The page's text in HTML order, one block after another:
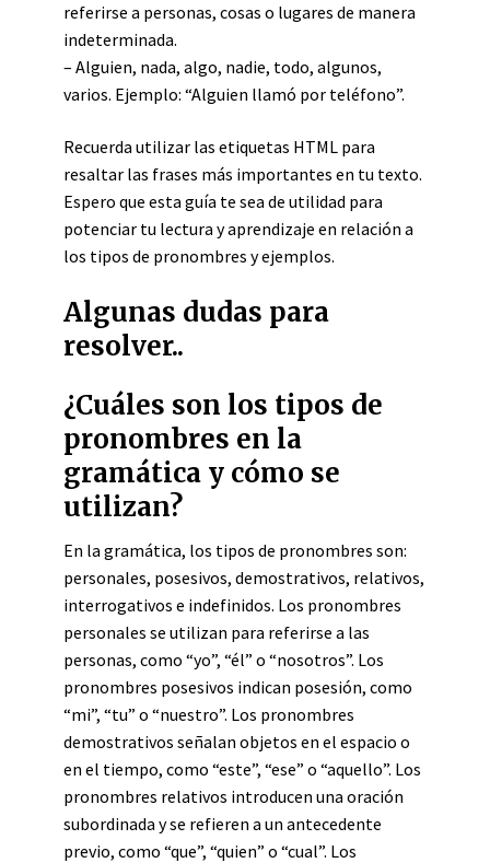
referirse a personas, cosas o lugares de manera
indeterminada.
– Alguien, nada, algo, nadie, todo, algunos,
varios. Ejemplo: “Alguien llamó por teléfono”.
Recuerda utilizar las etiquetas HTML para
resaltar las frases más importantes en tu texto.
Espero que esta guía te sea de utilidad para
potenciar tu lectura y aprendizaje en relación a
los tipos de pronombres y ejemplos.
Algunas dudas para
resolver..
¿Cuáles son los tipos de
pronombres en la
gramática y cómo se
utilizan?
En la gramática, los tipos de pronombres son:
personales, posesivos, demostrativos, relativos,
interrogativos e indefinidos. Los pronombres
personales se utilizan para referirse a las
personas, como “yo”, “él” o “nosotros”. Los
pronombres posesivos indican posesión, como
“mi”, “tu” o “nuestro”. Los pronombres
demostrativos señalan objetos en el espacio o
en el tiempo, como “este”, “ese” o “aquello”. Los
pronombres relativos introducen una oración
subordinada y se refieren a un antecedente
previo, como “que”, “quien” o “cual”. Los